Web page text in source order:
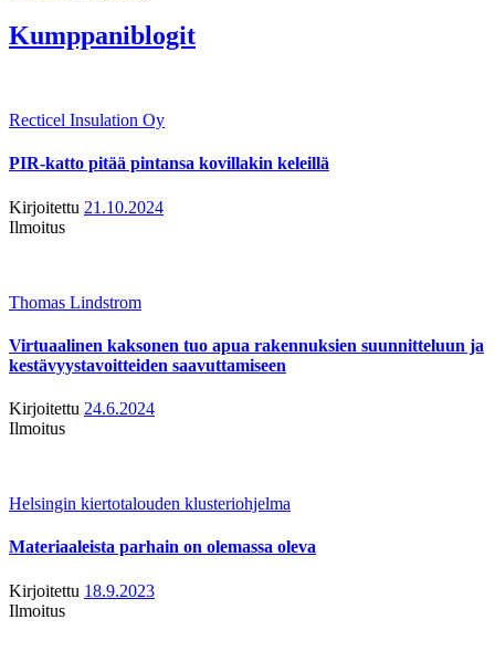
Kumppaniblogit
Recticel Insulation Oy
PIR-katto pitää pintansa kovillakin keleillä
Kirjoitettu 21.10.2024
Ilmoitus
Thomas Lindstrom
Virtuaalinen kaksonen tuo apua rakennuksien suunnitteluun ja
kestävyystavoitteiden saavuttamiseen
Kirjoitettu 24.6.2024
Ilmoitus
Helsingin kiertotalouden klusteriohjelma
Materiaaleista parhain on olemassa oleva
Kirjoitettu 18.9.2023
Ilmoitus